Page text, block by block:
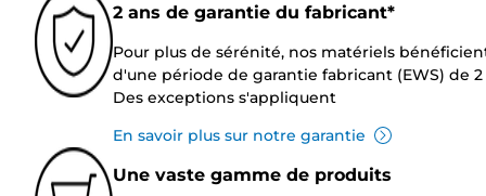
2 ans de garantie du fabricant*
Pour plus de sérénité, nos matériels
d'une période de garantie fabricant (EWS) de 2
Des exceptions s'appliquent
En savoir plus sur notre garantie
Une vaste gamme de produits